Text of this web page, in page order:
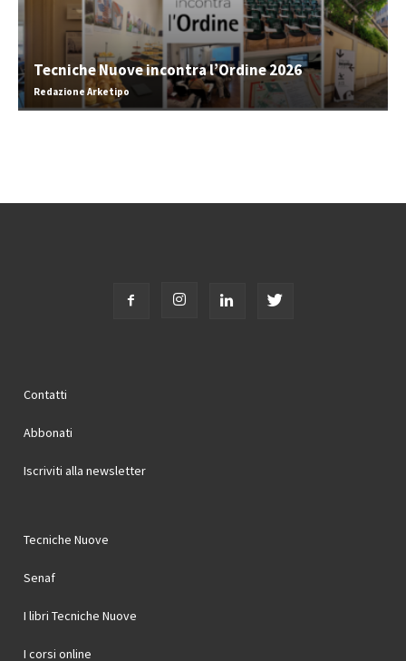
Tecniche Nuove incontra l’Ordine 2026
Redazione Arketipo
Contatti
Abbonati
Iscriviti alla newsletter
Tecniche Nuove
Senaf
I libri Tecniche Nuove
I corsi online